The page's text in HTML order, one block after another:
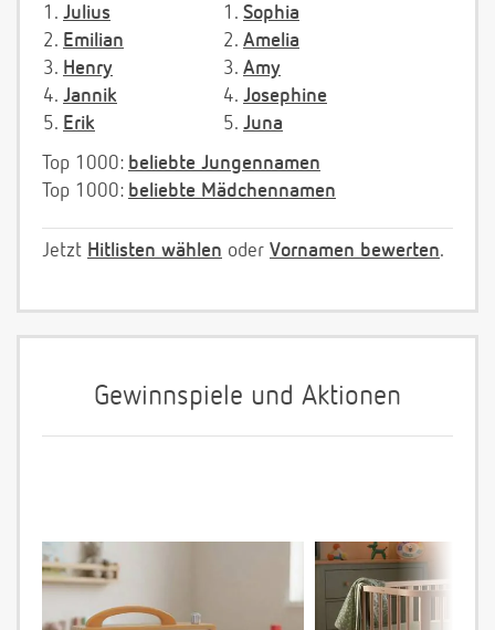
1. Julius
2. Emilian
3. Henry
4. Jannik
5. Erik
1. Sophia
2. Amelia
3. Amy
4. Josephine
5. Juna
Top 1000: beliebte Jungennamen
Top 1000: beliebte Mädchennamen
Jetzt Hitlisten wählen oder Vornamen bewerten.
Gewinnspiele und Aktionen